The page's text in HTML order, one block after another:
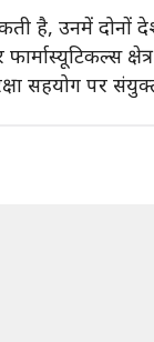
है, उनमें
सहयोग पर